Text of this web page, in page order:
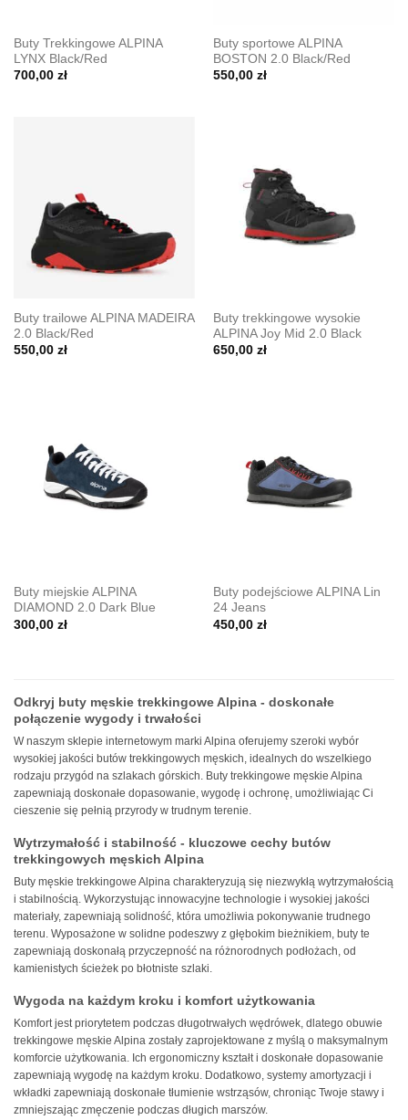
Buty Trekkingowe ALPINA
LYNX Black/Red
700,00 zł
Buty sportowe ALPINA
BOSTON 2.0 Black/Red
550,00 zł
Buty trailowe ALPINA MADEIRA
2.0 Black/Red
550,00 zł
Buty trekkingowe wysokie
ALPINA Joy Mid 2.0 Black
650,00 zł
Buty miejskie ALPINA
DIAMOND 2.0 Dark Blue
300,00 zł
Buty podejściowe ALPINA Lin
24 Jeans
450,00 zł
Odkryj buty męskie trekkingowe Alpina - doskonałe
połączenie wygody i trwałości
W naszym sklepie internetowym marki Alpina oferujemy szeroki wybór
wysokiej jakości butów trekkingowych męskich, idealnych do wszelkiego
rodzaju przygód na szlakach górskich. Buty trekkingowe męskie Alpina
zapewniają doskonałe dopasowanie, wygodę i ochronę, umożliwiając Ci
cieszenie się pełnią przyrody w trudnym terenie.
Wytrzymałość i stabilność - kluczowe cechy butów
trekkingowych męskich Alpina
Buty męskie trekkingowe Alpina charakteryzują się niezwykłą wytrzymałością
i stabilnością. Wykorzystując innowacyjne technologie i wysokiej jakości
materiały, zapewniają solidność, która umożliwia pokonywanie trudnego
terenu. Wyposażone w solidne podeszwy z głębokim bieżnikiem, buty te
zapewniają doskonałą przyczepność na różnorodnych podłożach, od
kamienistych ścieżek po błotniste szlaki.
Wygoda na każdym kroku i komfort użytkowania
Komfort jest priorytetem podczas długotrwałych wędrówek, dlatego obuwie
trekkingowe męskie Alpina zostały zaprojektowane z myślą o maksymalnym
komforcie użytkowania. Ich ergonomiczny kształt i doskonałe dopasowanie
zapewniają wygodę na każdym kroku. Dodatkowo, systemy amortyzacji i
wkładki zapewniają doskonałe tłumienie wstrząsów, chroniąc Twoje stawy i
zmniejszając zmęczenie podczas długich marszów.